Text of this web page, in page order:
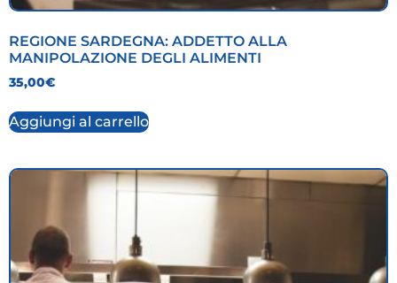
REGIONE SARDEGNA: ADDETTO ALLA
MANIPOLAZIONE DEGLI ALIMENTI
35,00€
Aggiungi al carrello